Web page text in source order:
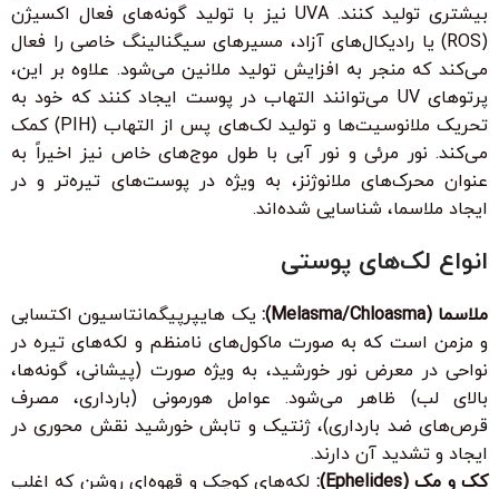
بیشتری تولید کنند. UVA نیز با تولید گونه‌های فعال اکسیژن
(ROS) یا رادیکال‌های آزاد، مسیرهای سیگنالینگ خاصی را فعال
می‌کند که منجر به افزایش تولید ملانین می‌شود. علاوه بر این،
پرتوهای UV می‌توانند التهاب در پوست ایجاد کنند که خود به
تحریک ملانوسیت‌ها و تولید لک‌های پس از التهاب (PIH) کمک
می‌کند. نور مرئی و نور آبی با طول موج‌های خاص نیز اخیراً به
عنوان محرک‌های ملانوژنز، به ویژه در پوست‌های تیره‌تر و در
ایجاد ملاسما، شناسایی شده‌اند.
انواع لک‌های پوستی
ملاسما (Melasma/Chloasma):
یک هایپرپیگمانتاسیون اکتسابی
و مزمن است که به صورت ماکول‌های نامنظم و لکه‌های تیره در
نواحی در معرض نور خورشید، به ویژه صورت (پیشانی، گونه‌ها،
بالای لب) ظاهر می‌شود. عوامل هورمونی (بارداری، مصرف
قرص‌های ضد بارداری)، ژنتیک و تابش خورشید نقش محوری در
ایجاد و تشدید آن دارند.
کک و مک (Ephelides):
لکه‌های کوچک و قهوه‌ای روشن که اغلب